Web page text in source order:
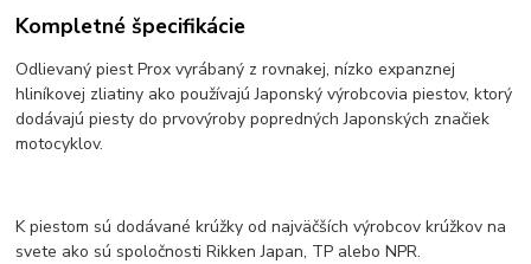
Kompletné špecifikácie
Odlievaný piest Prox vyrábaný z rovnakej, nízko expanznej
hliníkovej zliatiny ako používajú Japonský výrobcovia piestov, ktorý
dodávajú piesty do prvovýroby popredných Japonských značiek
motocyklov.
K piestom sú dodávané krúžky od najväčších výrobcov krúžkov na
svete ako sú spoločnosti Rikken Japan, TP alebo NPR.